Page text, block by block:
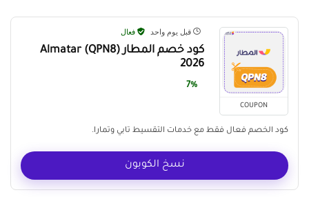
COUPON
قبل يوم واحد فعال
كود خصم المطار Almatar (QPN8)
2026
7%
كود الخصم فعال فقط مع خدمات التقسيط تابي وتمارا.
نسخ الكوبون